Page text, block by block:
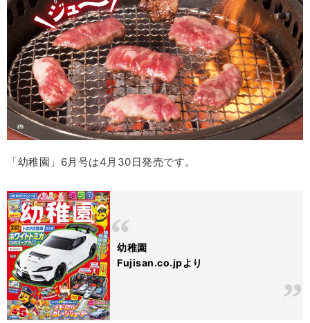
「幼稚園」6月号は4月30日発売です。
幼稚園
Fujisan.co.jpより